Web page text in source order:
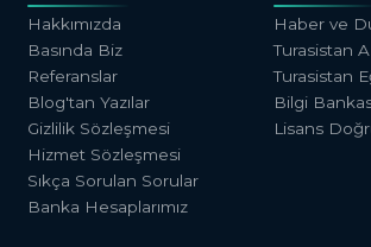
Hakkımızda
Basında Biz
Referanslar
Blog'tan Yazılar
Gizlilik Sözleşmesi
Hizmet Sözleşmesi
Sıkça Sorulan Sorular
Banka Hesaplarımız
Haber ve
Turasistan
Turasistan
Bilgi
Lisans